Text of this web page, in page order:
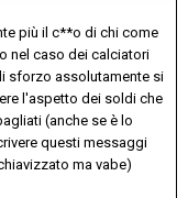
più il c**o di chi come
nel caso dei calciatori
sforzo assolutamente si
l'aspetto dei soldi che
(anche se è lo
questi messaggi
ma vabe)